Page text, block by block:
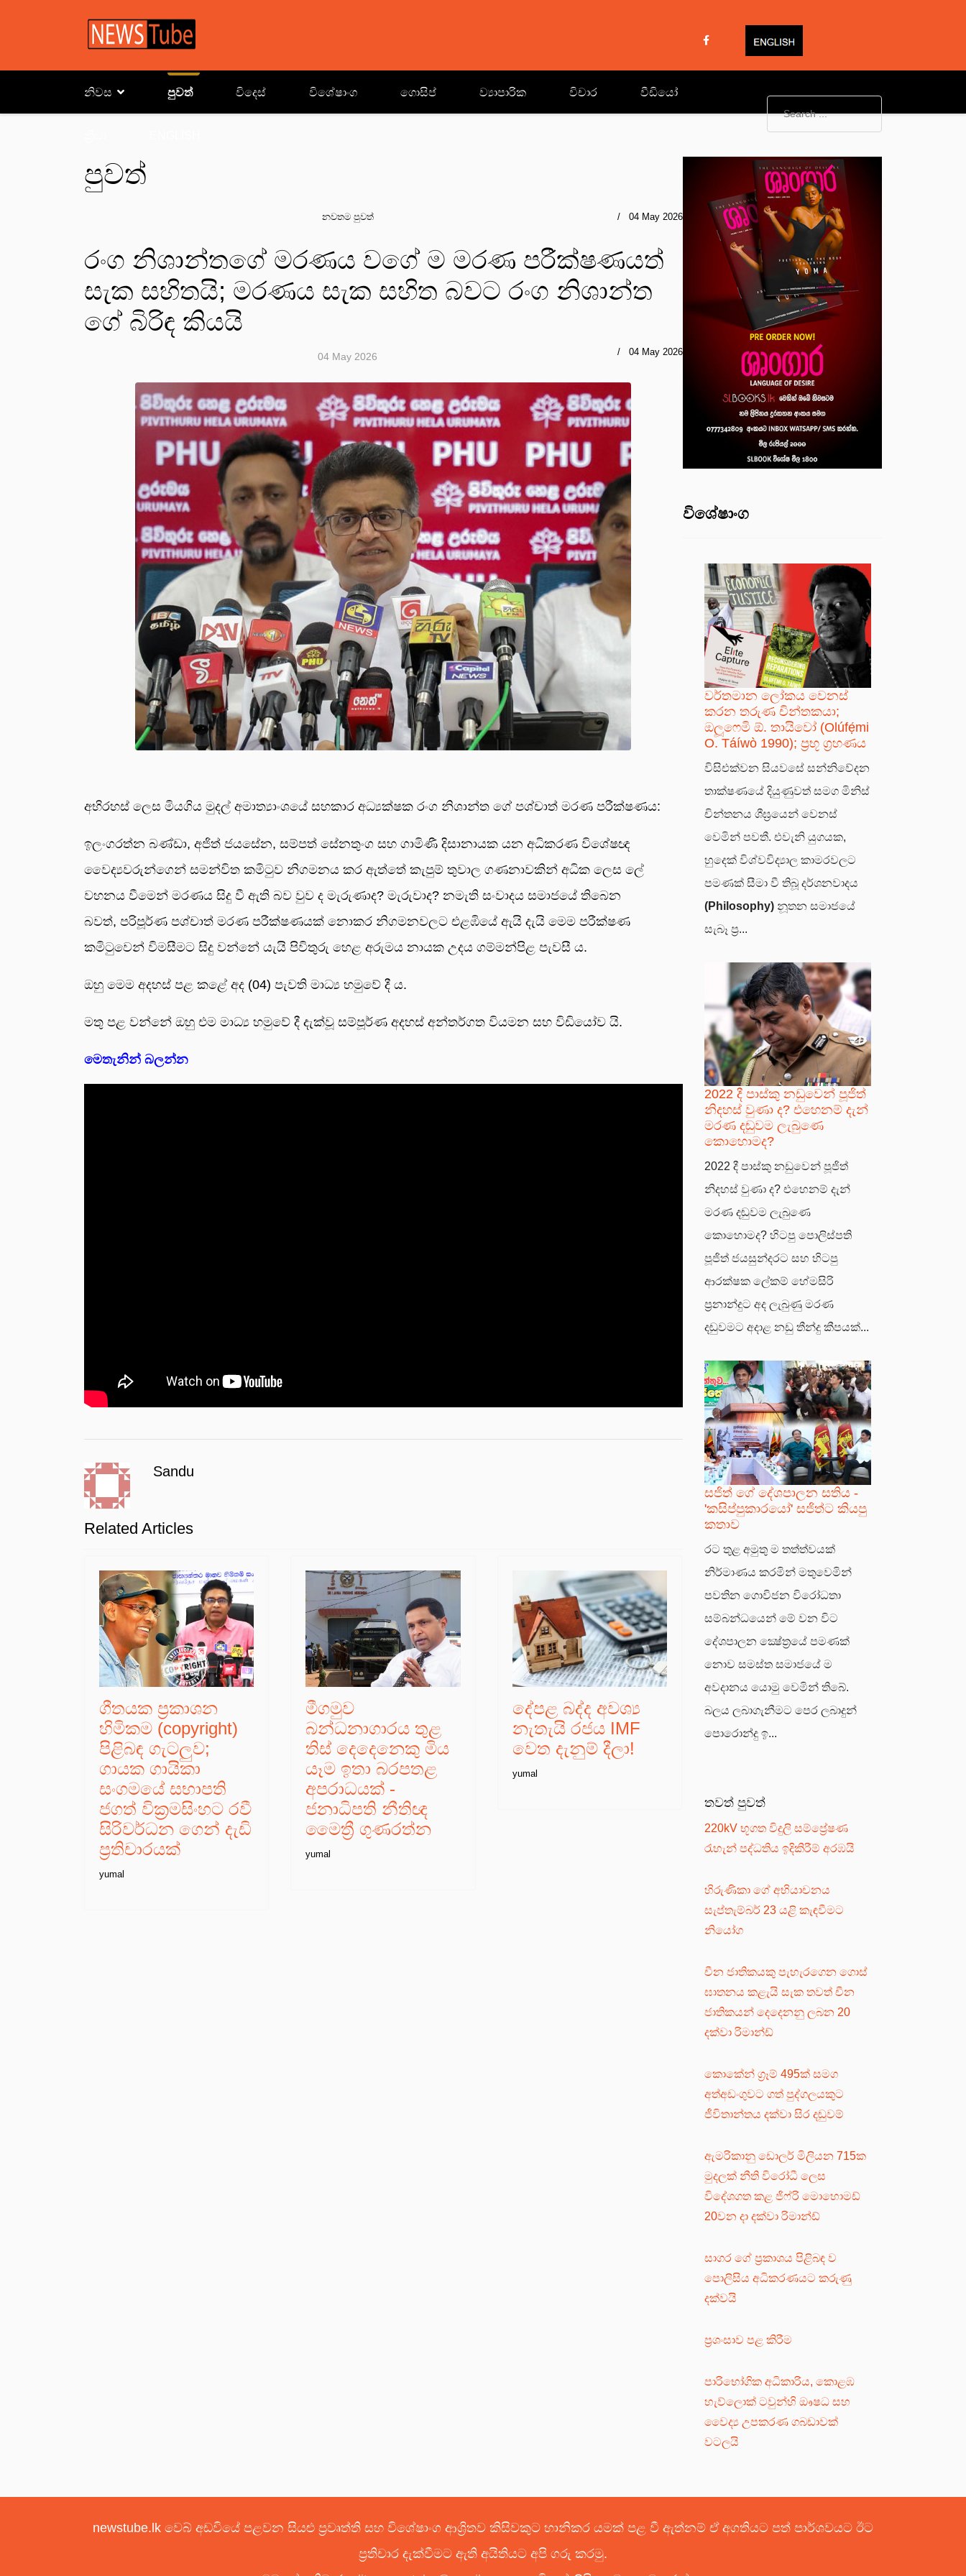
නිවස පුවත් විදෙස් විශේෂාංග ගොසිප් ව්‍යාපාරික විචාර වීඩියෝ
පුවත්
නවතම පුවත් 04 May 2026
රංග නිශාන්තගේ මරණය වගේ ම මරණ පරීක්ෂණයත්
සැක සහිතයි; මරණය සැක සහිත බවට රංග නිශාන්ත
ගේ බිරිඳ කියයි
04 May 2026 04 May 2026
අභිරහස් ලෙස මියගිය මුදල් අමාත්‍යාංශයේ සහකාර අධ්‍යක්ෂක රංග නිශාන්ත ගේ පශ්චාත් මරණ පරීක්ෂණය:
ඉලංගරත්න බණ්ඩා, අජිත් ජයසේන, සම්පත් සේනතුංග සහ ගාමිණී දිසානායක යන අධිකරණ විශේෂඥ
වෛද්‍යවරුන්ගෙන් සමන්විත කමිටුව නිගමනය කර ඇත්තේ කැපුම් තුවාල ගණනාවකින් අධික ලෙස ලේ
වහනය වීමෙන් මරණය සිදු වී ඇති බව වුව ද මැරුණාද? මැරුවාද? නමැති සංවාදය සමාජයේ තිබෙන
බවත්, පරිපූර්ණ පශ්චාත් මරණ පරීක්ෂණයක් නොකර නිගමනවලට එළඹියේ ඇයි දැයි මෙම පරීක්ෂණ
කමිටුවෙන් විමසීමට සිදු වන්නේ යැයි පිවිතුරු හෙළ අරුමය නායක උදය ගම්මන්පිළ පැවසී ය.
ඔහු මෙම අදහස් පළ කළේ අද (04) පැවති මාධ්‍ය හමුවේ දී ය.
මතු පළ වන්නේ ඔහු එම මාධ්‍ය හමුවේ දී දැක්වූ සම්පූර්ණ අදහස් අන්තර්ගත වියමන සහ විඩියෝව යි.
මෙතැනින් බලන්න
Sandu
Related Articles
ගීතයක ප්‍රකාශන
හිමිකම (copyright)
පිළිබඳ ගැටලුව;
ගායක ගායිකා
සංගමයේ සභාපති
ජගත් වික්‍රමසිංහට රවී
සිරිවර්ධන ගෙන් දැඩි
ප්‍රතිචාරයක්
yumal
මීගමුව
බන්ධනාගාරය තුළ
තිස් දෙදෙනෙකු මිය
යෑම ඉතා බරපතළ
අපරාධයක් -
ජනාධිපති නීතිඥ
මෛත්‍රී ගුණරත්න
yumal
දේපළ බද්ද අවශ්‍ය
නැතැයි රජය IMF
වෙත දැනුම් දීලා!
yumal
විශේෂාංග
වර්තමාන ලෝකය වෙනස්
කරන තරුණ චින්තකයා;
ඔලූෆෙමි ඕ. තායිවෝ (Olúfẹ́mi
O. Táíwò 1990); ප්‍රභූ ග්‍රහණය
විසිඑක්වන සියවසේ සන්නිවේදන
තාක්ෂණයේ දියුණුවත් සමග මිනිස්
චින්තනය ශීඝ්‍රයෙන් වෙනස්
වෙමින් පවතී. එවැනි යුගයක,
හුදෙක් විශ්වවිද්‍යාල කාමරවලට
පමණක් සීමා වී තිබූ දර්ශනවාදය
(Philosophy)නූතන සමාජයේ
සැබෑ ප්‍ර...
2022 දී පාස්කු නඩුවෙන් පූජිත්
නිදහස් වුණා ද? එහෙනම් දැන්
මරණ දඬුවම ලැබුණෙ
කොහොමද?
2022 දී පාස්කු නඩුවෙන් පූජිත්
නිදහස් වුණා ද? එහෙනම් දැන්
මරණ දඬුවම ලැබුණෙ
කොහොමද? හිටපු පොලිස්පති
පූජිත් ජයසුන්දරට සහ හිටපු
ආරක්ෂක ලේකම් හේමසිරි
ප්‍රනාන්දුට අද ලැබුණු මරණ
දඬුවමට අදාළ නඩු තීන්දු කීපයක්...
සජිත් ගේ දේශපාලන සතිය -
'කසිප්පුකාරයෝ' සජිත්ට කියපු
කතාව
රට තුළ අමුතු ම තත්ත්වයක්
නිර්මාණය කරමින් මතුවෙමින්
පවතින ගොවිජන විරෝධතා
සම්බන්ධයෙන් මේ වන විට
දේශපාලන ක්‍ෂේත්‍රයේ පමණක්
නොව සමස්ත සමාජයේ ම
අවදානය යොමු වෙමින් තිබේ.
බලය ලබාගැනීමට පෙර ලබාදුන්
පොරොන්දු ඉ...
තවත් පුවත්
220kV භූගත විදුලි සම්ප්‍රේෂණ
රැහැන් පද්ධතිය ඉදිකිරීම් අරඹයි
හිරුණිකා ගේ අභියාචනය
සැප්තැම්බර් 23 යළි කැඳවීමට
නියෝග
චීන ජාතිකයකු පැහැරගෙන ගොස්
ඝාතනය කළැයි සැක තවත් චීන
ජාතිකයන් දෙදෙනනු ලබන 20
දක්වා රිමාන්ඩ්
කොකේන් ග්‍රෑම් 495ක් සමග
අත්අඩංගුවට ගත් පුද්ගලයකුට
ජීවිතාන්තය දක්වා සිර දඬුවම්
ඇමරිකානු ඩොලර් මිලියන 715ක
මුදලක් නීති විරෝධී ලෙස
විදේශගත කළ ජිෆ්රි මොහොමඩ්
20වන දා දක්වා රිමාන්ඩ්
සාගර ගේ ප්‍රකාශය පිළිබඳ ව
පොලිසිය අධිකරණයට කරුණු
දක්වයි
ප්‍රශංසාව පළ කිරීම
පාරිභෝගික අධිකාරිය, කොළඹ
හැව්ලොක් ටවුන්හි ඖෂධ සහ
වෛද්‍ය උපකරණ ගබඩාවක්
වටලයි
newstube.lk වෙබ් අඩවියේ පළවන සියළු ප්‍රවෘත්ති සහ විශේෂාංග ආශ්‍රිතව කිසිවකුට හානිකර යමක් පළ වී ඇත්නම් ඒ අගතියට පත් පාර්ශවයට ඊට
ප්‍රතිචාර දැක්වීමට ඇති අයිතියට අපි ගරු කරමු.